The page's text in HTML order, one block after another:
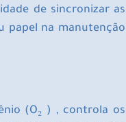
de sincronizar as
papel na manutenção
(O₂ ) , controla os